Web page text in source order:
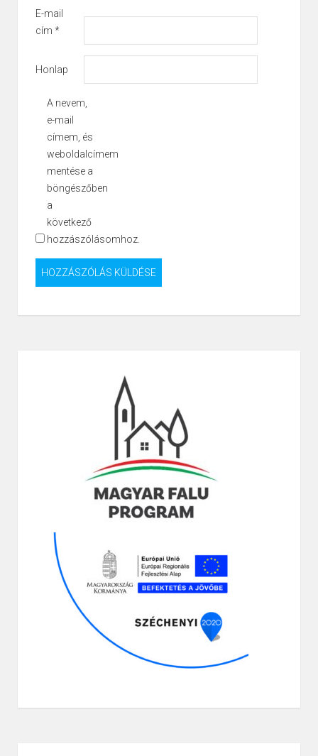
E-mail
cím *
Honlap
A nevem,
e-mail
címem, és
weboldalcímem
mentése a
böngészőben
a
következő
hozzászólásomhoz.